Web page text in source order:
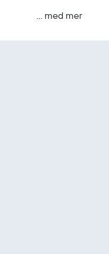
… med mer